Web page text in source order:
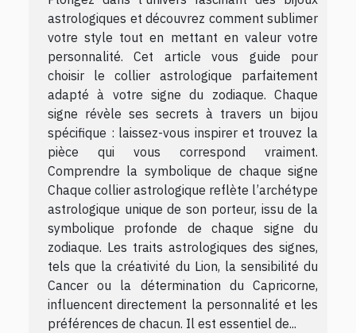
astrologiques et découvrez comment sublimer
votre style tout en mettant en valeur votre
personnalité. Cet article vous guide pour
choisir le collier astrologique parfaitement
adapté à votre signe du zodiaque. Chaque
signe révèle ses secrets à travers un bijou
spécifique : laissez-vous inspirer et trouvez la
pièce qui vous correspond vraiment.
Comprendre la symbolique de chaque signe
Chaque collier astrologique reflète l’archétype
astrologique unique de son porteur, issu de la
symbolique profonde de chaque signe du
zodiaque. Les traits astrologiques des signes,
tels que la créativité du Lion, la sensibilité du
Cancer ou la détermination du Capricorne,
influencent directement la personnalité et les
préférences de chacun. Il est essentiel de...